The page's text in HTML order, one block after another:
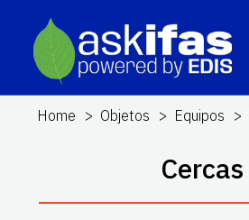
Home Objetos Equipos
Cercas